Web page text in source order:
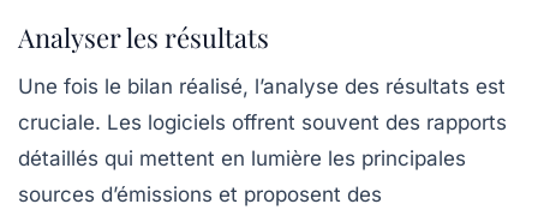
Analyser les résultats
Une fois le bilan réalisé, l’analyse des résultats est
cruciale. Les logiciels offrent souvent des rapports
détaillés qui mettent en lumière les principales
sources d’émissions et proposent des